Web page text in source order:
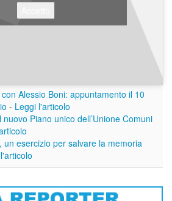
Alessio Boni: appuntamento il 10
- Leggi l'articolo
Piano unico dell’Unione Comuni
un esercizio per salvare la memoria